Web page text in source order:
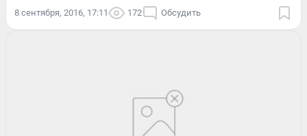
8 сентября, 2016, 17:11 172 Обсудить